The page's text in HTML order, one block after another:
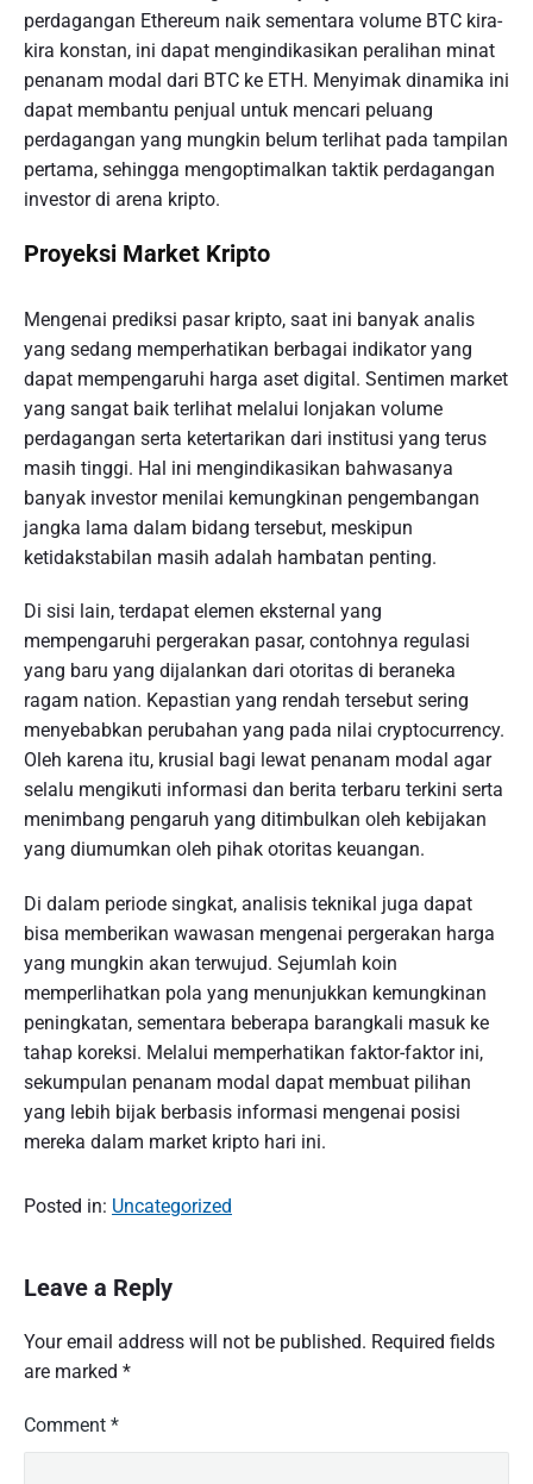
perdagangan Ethereum naik sementara volume BTC kira-
kira konstan, ini dapat mengindikasikan peralihan minat
penanam modal dari BTC ke ETH. Menyimak dinamika ini
dapat membantu penjual untuk mencari peluang
perdagangan yang mungkin belum terlihat pada tampilan
pertama, sehingga mengoptimalkan taktik perdagangan
investor di arena kripto.
Proyeksi Market Kripto
Mengenai prediksi pasar kripto, saat ini banyak analis
yang sedang memperhatikan berbagai indikator yang
dapat mempengaruhi harga aset digital. Sentimen market
yang sangat baik terlihat melalui lonjakan volume
perdagangan serta ketertarikan dari institusi yang terus
masih tinggi. Hal ini mengindikasikan bahwasanya
banyak investor menilai kemungkinan pengembangan
jangka lama dalam bidang tersebut, meskipun
ketidakstabilan masih adalah hambatan penting.
Di sisi lain, terdapat elemen eksternal yang
mempengaruhi pergerakan pasar, contohnya regulasi
yang baru yang dijalankan dari otoritas di beraneka
ragam nation. Kepastian yang rendah tersebut sering
menyebabkan perubahan yang pada nilai cryptocurrency.
Oleh karena itu, krusial bagi lewat penanam modal agar
selalu mengikuti informasi dan berita terbaru terkini serta
menimbang pengaruh yang ditimbulkan oleh kebijakan
yang diumumkan oleh pihak otoritas keuangan.
Di dalam periode singkat, analisis teknikal juga dapat
bisa memberikan wawasan mengenai pergerakan harga
yang mungkin akan terwujud. Sejumlah koin
memperlihatkan pola yang menunjukkan kemungkinan
peningkatan, sementara beberapa barangkali masuk ke
tahap koreksi. Melalui memperhatikan faktor-faktor ini,
sekumpulan penanam modal dapat membuat pilihan
yang lebih bijak berbasis informasi mengenai posisi
mereka dalam market kripto hari ini.
Posted in: Uncategorized
Leave a Reply
Your email address will not be published. Required fields
are marked *
Comment *